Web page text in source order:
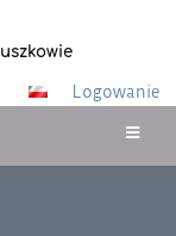
Logowanie